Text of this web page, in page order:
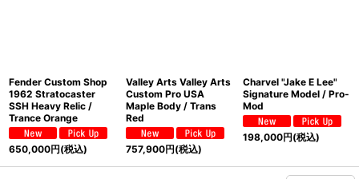
Fender Custom Shop
1962 Stratocaster
SSH Heavy Relic /
Trance Orange
650,000円(税込)
Valley Arts Valley Arts
Custom Pro USA
Maple Body / Trans
Red
757,900円(税込)
Charvel "Jake E Lee"
Signature Model / Pro-
Mod
198,000円(税込)